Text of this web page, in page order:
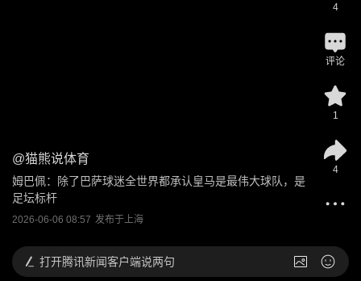
@猫熊说体育
姆巴佩：除了巴萨球迷全世界都承认皇马是最伟大球队，是
足坛标杆
2026-06-06 08:57 发布于上海
4
评论
1
4
打开腾讯新闻客户端说两句